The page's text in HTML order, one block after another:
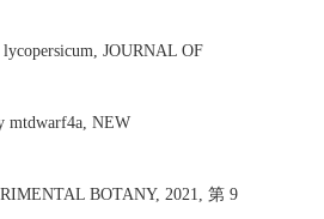
JOURNAL OF
mtdwarf4a, NEW
BOTANY, 2021, 第 9